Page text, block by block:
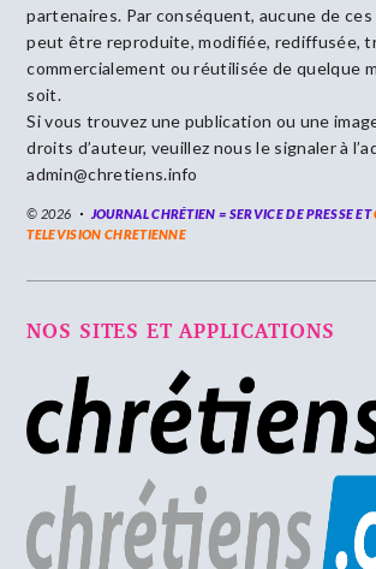
partenaires. Par conséquent, aucune de
peut être reproduite, modifiée, rediffusée,
commercialement ou réutilisée de quelque
soit.
Si vous trouvez une publication ou une
droits d’auteur, veuillez nous le signaler à
admin@chretiens.info
© 2026 JOURNAL CHRÉTIEN = SERVICE DE PRESSE ET
TELEVISION CHRETIENNE
NOS SITES ET APPLICATIONS